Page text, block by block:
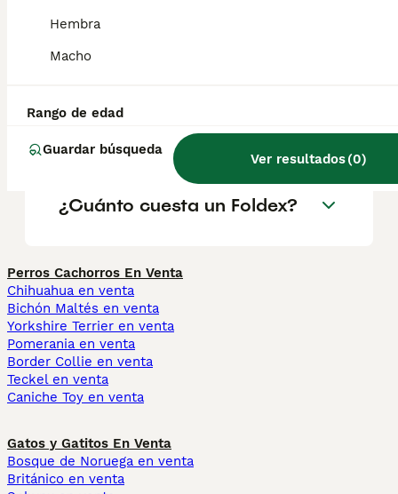
Hembra
Macho
Rango de edad
Guardar búsqueda
Ver resultados(0)
¿Son sanos los gatos
Foldex?
¿Qué características tiene la
raza de gato Foldex?
¿Cuánto cuesta un Foldex?
Perros Cachorros En Venta
Chihuahua en venta
Bichón Maltés en venta
Yorkshire Terrier en venta
Pomerania en venta
Border Collie en venta
Teckel en venta
Caniche Toy en venta
Gatos y Gatitos En Venta
Bosque de Noruega en venta
Británico en venta